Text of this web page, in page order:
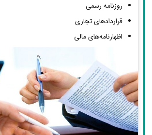
روزنامه رسمی
قراردادهای تجاری
اظهارنامه‌های مالی